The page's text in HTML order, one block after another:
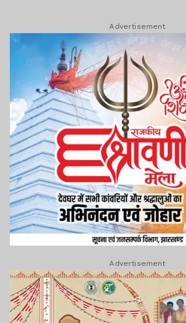
Advertisement
Advertisement